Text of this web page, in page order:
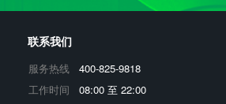
联系我们
服务热线
400-825-9818
工作时间
08:00 至 22:00